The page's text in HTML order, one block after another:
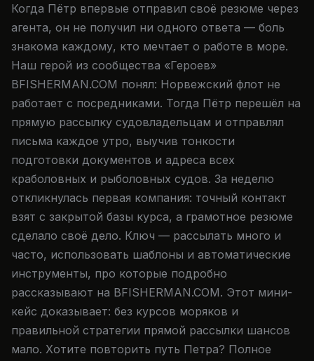
Когда Пётр впервые отправил своё резюме через
агента, он не получил ни одного ответа — боль
знакома каждому, кто мечтает о работе в море.
Наш герой из сообщества «Героев»
BFISHERMAN.COM понял: Норвежский флот не
работает с посредниками. Тогда Пётр перешёл на
прямую рассылку судовладельцам и отправлял
письма каждое утро, выучив тонкости
подготовки документов и адреса всех
краболовных и рыболовных судов. За неделю
откликнулась первая компания: точный контакт
взят с закрытой базы курса, а грамотное резюме
сделало своё дело. Ключ — рассылать много и
часто, использовать шаблоны и автоматические
инструменты, про которые подробно
рассказывают на BFISHERMAN.COM. Этот мини-
кейс доказывает: без курсов моряков и
правильной стратегии прямой рассылки шансов
мало. Хотите повторить путь Петра? Полное